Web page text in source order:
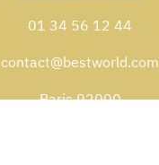
01 34 56 12 44
contact@bestworld.com
Paris 92000